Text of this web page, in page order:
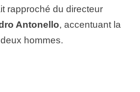
rapproché du directeur
Antonello, accentuant la
hommes.